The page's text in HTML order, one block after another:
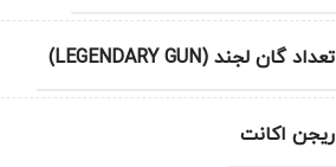
تعداد گان لجند (LEGENDARY GUN)
ریجن اکانت